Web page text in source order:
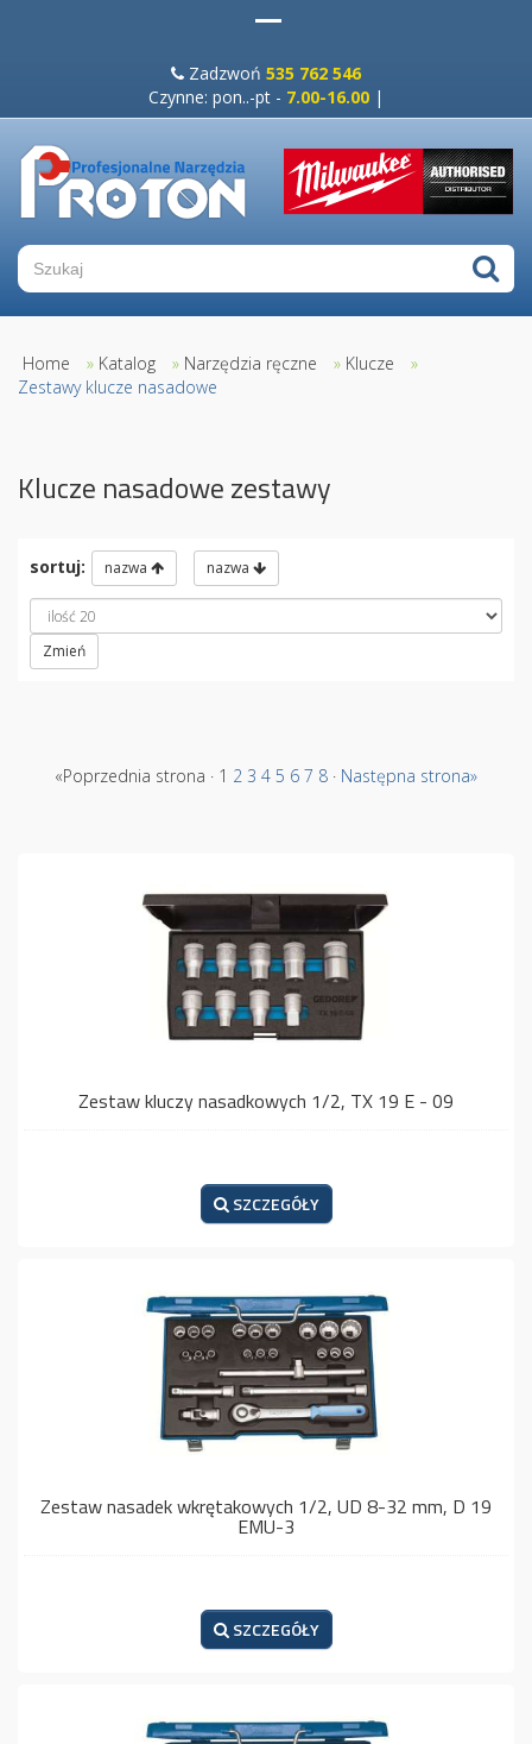
Zadzwoń 535 762 546
Czynne: pon..-pt - 7.00-16.00 |
Home » Katalog » Narzędzia ręczne » Klucze
»
Zestawy klucze nasadowe
Klucze nasadowe zestawy
sortuj: nazwa nazwa
Zmień
«Poprzednia strona · 1 2 3 4 5 6 7 8 · Następna strona»
Zestaw kluczy nasadkowych 1/2, TX 19 E - 09
SZCZEGÓŁY
Zestaw nasadek wkrętakowych 1/2, UD 8-32 mm, D 19
EMU-3
SZCZEGÓŁY